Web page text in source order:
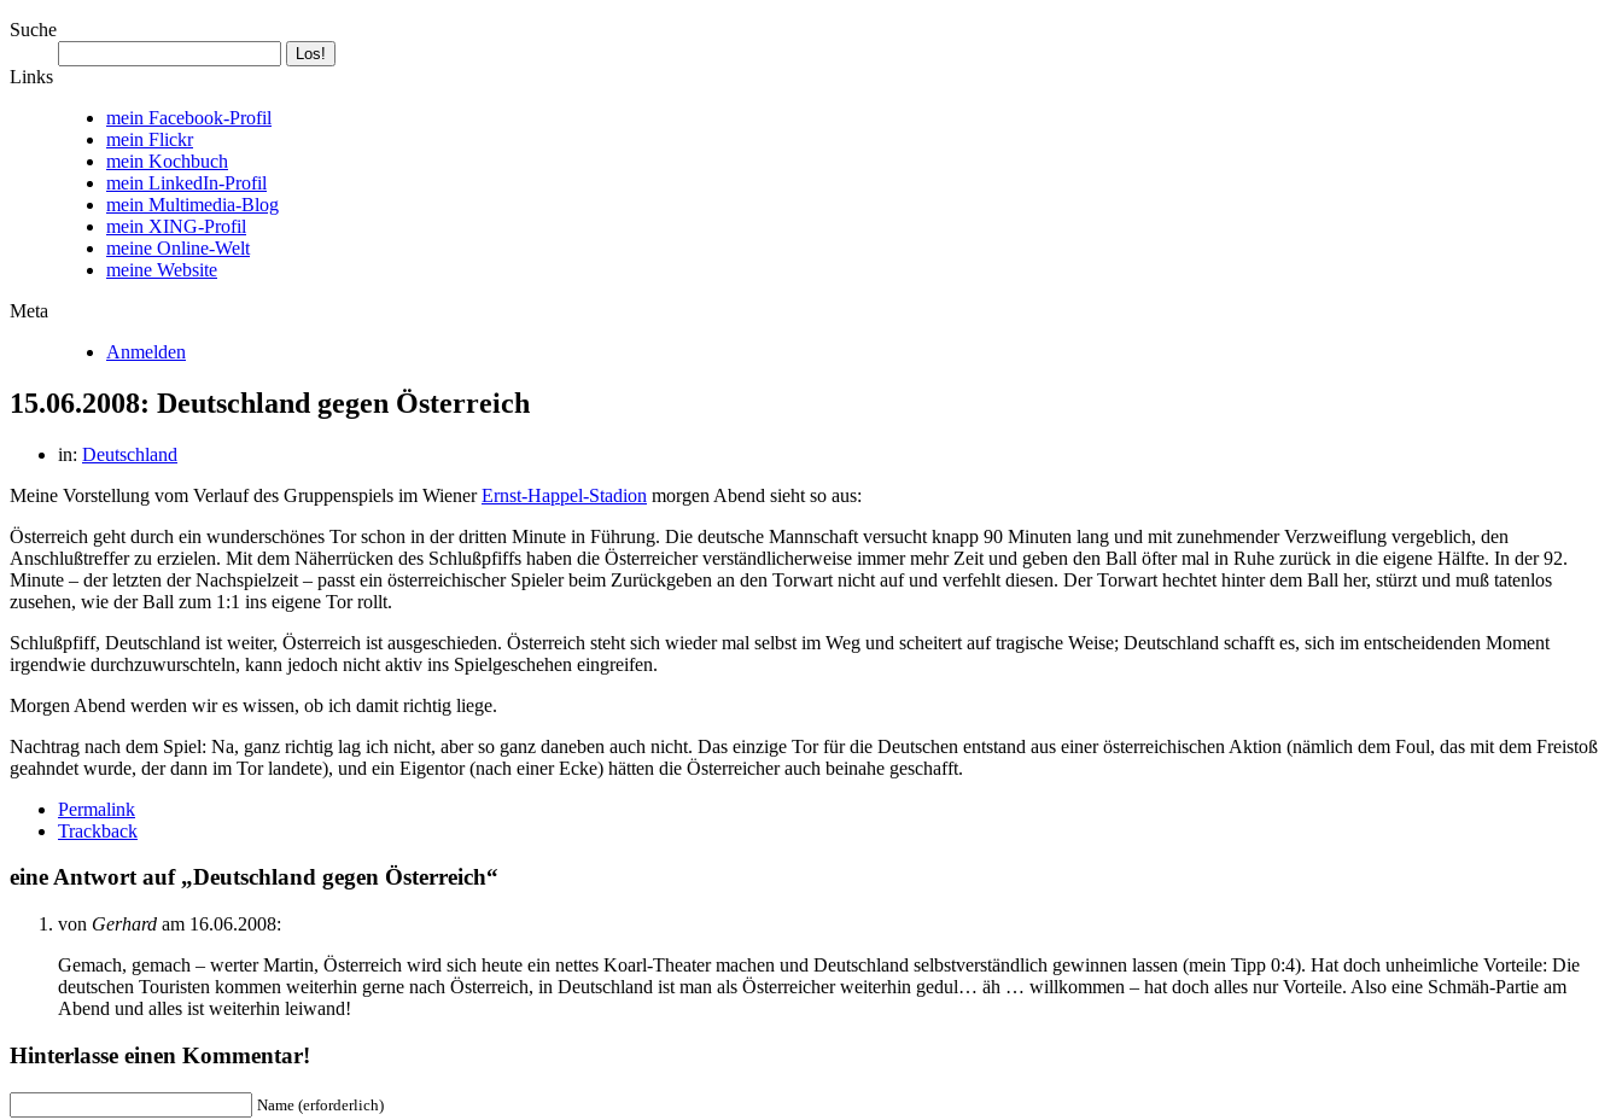
Suche
Links
mein Facebook-Profil
mein Flickr
mein Kochbuch
mein LinkedIn-Profil
mein Multimedia-Blog
mein XING-Profil
meine Online-Welt
meine Website
Meta
Anmelden
15.06.2008: Deutschland gegen Österreich
in: Deutschland
Meine Vorstellung vom Verlauf des Gruppenspiels im WienerErnst-Happel-Stadion morgen Abend sieht so aus:
Österreich geht durch ein wunderschönes Tor schon in der dritten Minute in Führung. Die deutsche Mannschaft versucht knapp 90 Minuten lang und mit zunehmender Verzweiflung vergeblich, den
Anschlußtreffer zu erzielen. Mit dem Näherrücken des Schlußpfiffs haben die Österreicher verständlicherweise immer mehr Zeit und geben den Ball öfter mal in Ruhe zurück in die eigene Hälfte. In der 92.
Minute – der letzten der Nachspielzeit – passt ein österreichischer Spieler beim Zurückgeben an den Torwart nicht auf und verfehlt diesen. Der Torwart hechtet hinter dem Ball her, stürzt und muß tatenlos
zusehen, wie der Ball zum 1:1 ins eigene Tor rollt.
Schlußpfiff, Deutschland ist weiter, Österreich ist ausgeschieden. Österreich steht sich wieder mal selbst im Weg und scheitert auf tragische Weise; Deutschland schafft es, sich im entscheidenden Moment
irgendwie durchzuwurschteln, kann jedoch nicht aktiv ins Spielgeschehen eingreifen.
Morgen Abend werden wir es wissen, ob ich damit richtig liege.
Nachtrag nach dem Spiel: Na, ganz richtig lag ich nicht, aber so ganz daneben auch nicht. Das einzige Tor für die Deutschen entstand aus einer österreichischen Aktion (nämlich dem Foul, das mit dem Freistoß
geahndet wurde, der dann im Tor landete), und ein Eigentor (nach einer Ecke) hätten die Österreicher auch beinahe geschafft.
Permalink
Trackback
eine Antwort auf „Deutschland gegen Österreich“
von Gerhard am 16.06.2008:
Gemach, gemach – werter Martin, Österreich wird sich heute ein nettes Koarl-Theater machen und Deutschland selbstverständlich gewinnen lassen (mein Tipp 0:4). Hat doch unheimliche Vorteile: Die
deutschen Touristen kommen weiterhin gerne nach Österreich, in Deutschland ist man als Österreicher weiterhin gedul… äh … willkommen – hat doch alles nur Vorteile. Also eine Schmäh-Partie am
Abend und alles ist weiterhin leiwand!
Hinterlasse einen Kommentar!
Name (erforderlich)